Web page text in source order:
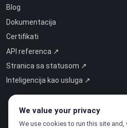
Blog
Dokumentacija
Certifikati
API referenca ↗
Stranica sa statusom ↗
Inteligencija kao usluga ↗
We value your privacy
We use cookies to run this site and,